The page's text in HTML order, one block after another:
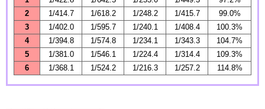
2
1/414.7 1/618.2 1/248.2 1/415.7
99.0%
3
1/402.0 1/595.7 1/240.1 1/408.4
100.3%
4
1/394.8 1/574.8 1/234.1 1/343.3
104.7%
5
1/381.0 1/546.1 1/224.4 1/314.4
109.3%
6
1/368.1 1/524.2 1/216.3 1/257.2 114.8%